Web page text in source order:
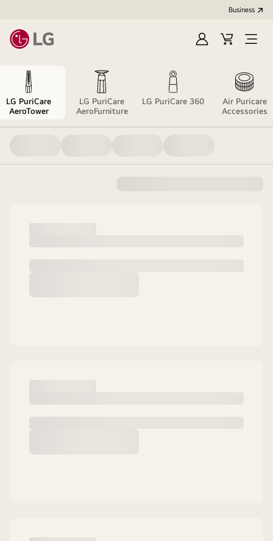
Business
Sign
Cart
Open
LG PuriCare
AeroTower
LG PuriCare
AeroFurniture
LG PuriCare 360
Air Puricare
Accessories